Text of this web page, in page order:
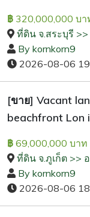
฿ 320,000,000 บา
ที่ดิน จ.สระบุรี
By kornkorn9
2026-08-06
[ขาย] Vacant
beachfront Lon
฿ 69,000,000 บาท
ที่ดิน จ.ภูเก็ต >>
By kornkorn9
2026-08-06